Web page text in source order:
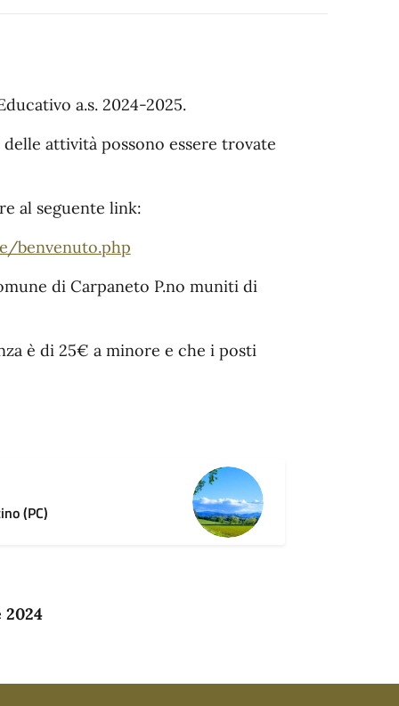
a.s. 2024-2025.
attività possono essere trovate
al seguente link:
benvenuto.php
di Carpaneto P.no muniti di
è di 25€ a minore e che i posti
(PC)